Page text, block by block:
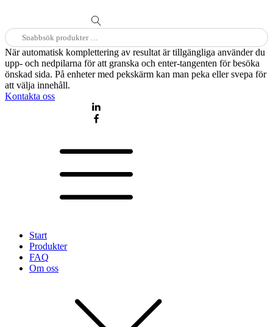
Sök
efter:
När automatisk komplettering av resultat är tillgängliga använder du
upp- och nedpilarna för att granska och enter-tangenten för besöka
önskad sida. På enheter med pekskärm kan man peka eller svepa för
att välja innehåll.
Kontakta oss
Start
Produkter
FAQ
Om oss